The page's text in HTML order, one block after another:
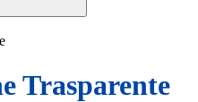
Trasparente